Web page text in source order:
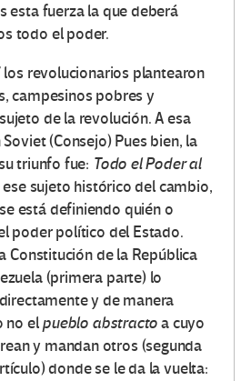
esta fuerza la que deberá
todo el poder.
los revolucionarios plantearon
campesinos pobres y
de la revolución. A esa
(Consejo) Pues bien, la
triunfo fue: Todo el Poder al
sujeto histórico del cambio,
está definiendo quién o
poder político del Estado.
Constitución de la República
(primera parte) lo
y de manera
no elpueblo abstractoa cuyo
y mandan otros (segunda
donde se le da la vuelta: